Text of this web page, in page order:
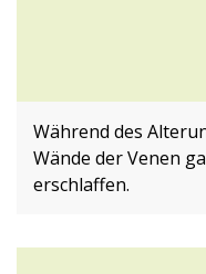
Während des
Wände der Venen
erschlaffen.